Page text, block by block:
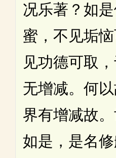
况乐著？如
蜜，不见垢
见功德可取
无增减。何
界有增减故
如是，是名